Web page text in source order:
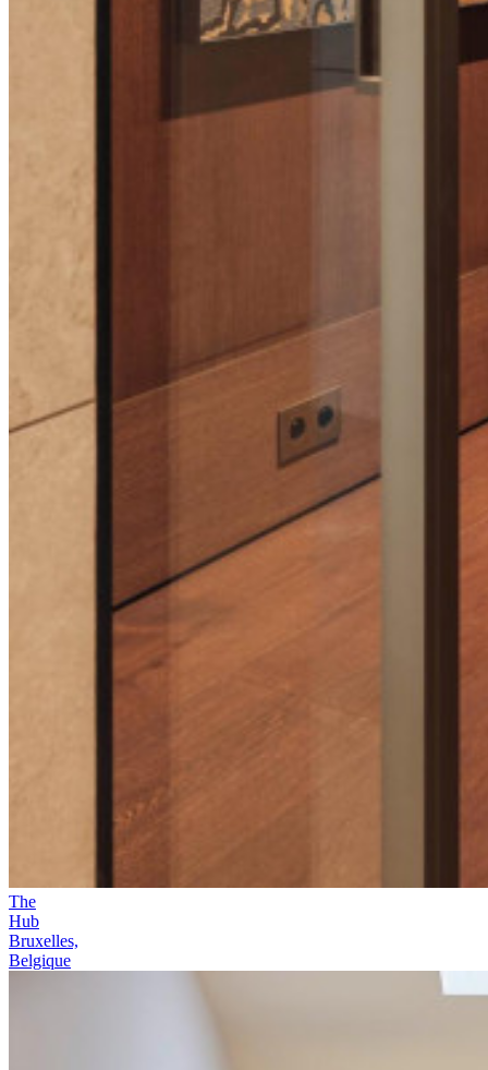
The
Hub
Bruxelles,
Belgique